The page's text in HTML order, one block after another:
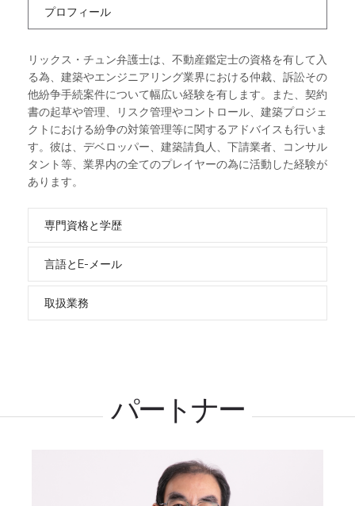
プロフィール
リックス・チュン弁護士は、不動産鑑定士の資格を有して入
る為、建築やエンジニアリング業界における仲裁、訴訟その
他紛争手続案件について幅広い経験を有します。また、契約
書の起草や管理、リスク管理やコントロール、建築プロジェ
クトにおける紛争の対策管理等に関するアドバイスも行いま
す。彼は、デベロッパー、建築請負人、下請業者、コンサル
タント等、業界内の全てのプレイヤーの為に活動した経験が
あります。
専門資格と学歴
言語とE-メール
取扱業務
パートナー